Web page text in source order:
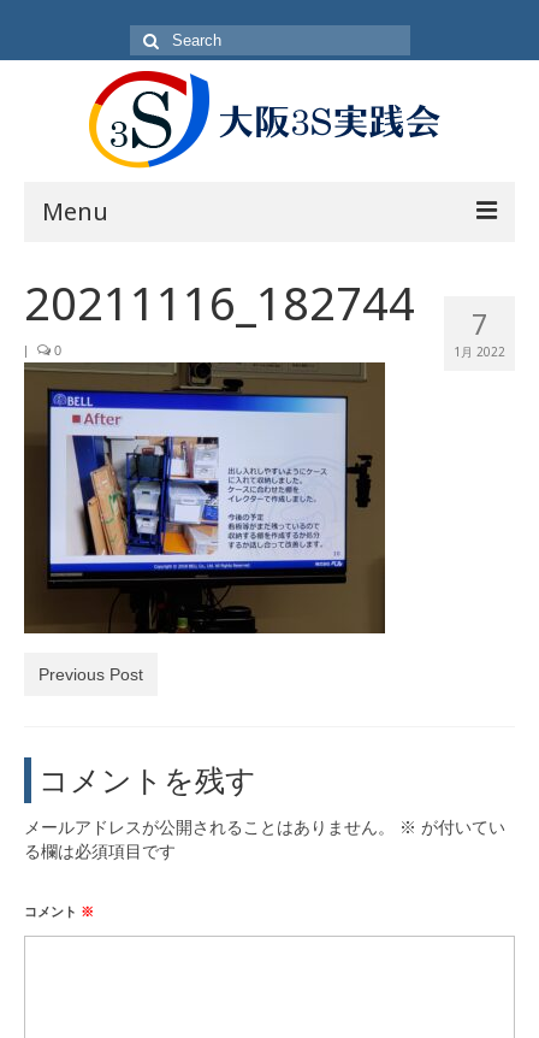
Search
for:
Menu
方針・概要
活動内容
活動日
入会方法
会員一覧
活動実績
お問い合わせ・入会
7
1月 2022
20211116_182744
| 0
Previous Post
コメントを残す
メールアドレスが公開されることはありません。 ※ が付いてい
る欄は必須項目です
コメント ※